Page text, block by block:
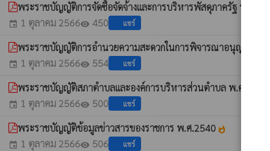
พระราชบัญญัติการจัดซื้อจัดจ้างและการบริหารพัสดุภาครัฐ พ.ศ
event 1 ตุลาคม 2566visibility 450 แชร์
พระราชบัญญัติการอำนวยความสะดวกในการพิจารณาอนุญาตขอ
event 1 ตุลาคม 2566visibility 554 แชร์
พระราชบัญญัติสภาตำบลและองค์การบริหารส่วนตำบล พ.ศ.
event 1 ตุลาคม 2566visibility 500 แชร์
พระราชบัญญัติข้อมูลข่าวสารของราชการ พ.ศ.2540 whatshot
event 1 ตุลาคม 2566visibility 506 แชร์